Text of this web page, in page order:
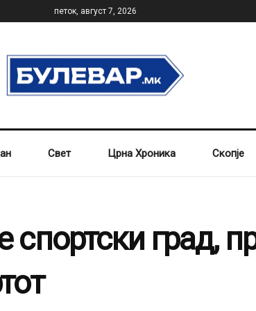
петок, август 7, 2026
Свет Црна Хроника Скопје
спортски град,